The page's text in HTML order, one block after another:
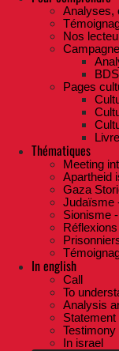
Analyses,
Nos
Pages
Thématiques
Meeting
Apartheid
Gaza
Judaïsme
Sionisme
In english
Call
To
Analysis
Statement
Testimony
In israel